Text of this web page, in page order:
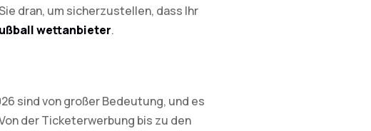
dran, um sicherzustellen, dass Ihr
wettanbieter.
sind von großer Bedeutung, und es
der Ticketerwerbung bis zu den